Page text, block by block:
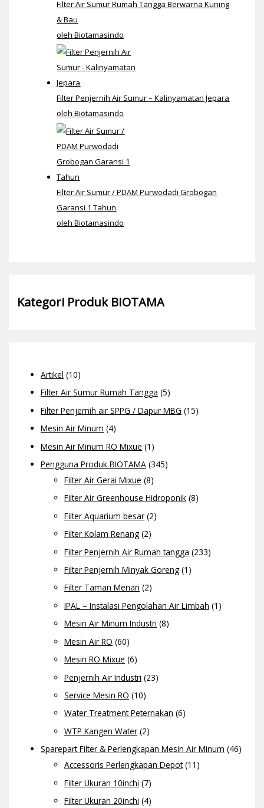
Filter Air Sumur Rumah Tangga Berwarna Kuning
& Bau
oleh Biotamasindo
Filter Penjernih Air Sumur – Kalinyamatan Jepara
oleh Biotamasindo
Filter Air Sumur / PDAM Purwodadi Grobogan
Garansi 1 Tahun
oleh Biotamasindo
Kategori Produk BIOTAMA
Artikel (10)
Filter Air Sumur Rumah Tangga (5)
Filter Penjernih air SPPG / Dapur MBG (15)
Mesin Air Minum (4)
Mesin Air Minum RO Mixue (1)
Pengguna Produk BIOTAMA (345)
Filter Air Gerai Mixue (8)
Filter Air Greenhouse Hidroponik (8)
Filter Aquarium besar (2)
Filter Kolam Renang (2)
Filter Penjernih Air Rumah tangga (233)
Filter Penjernih Minyak Goreng (1)
Filter Taman Menari (2)
IPAL – Instalasi Pengolahan Air Limbah (1)
Mesin Air Minum Industri (8)
Mesin Air RO (60)
Mesin RO Mixue (6)
Penjernih Air Industri (23)
Service Mesin RO (10)
Water Treatment Peternakan (6)
WTP Kangen Water (2)
Sparepart Filter & Perlengkapan Mesin Air Minum (46)
Accessoris Perlengkapan Depot(11)
Filter Ukuran 10inchi (7)
Filter Ukuran 20inchi (4)